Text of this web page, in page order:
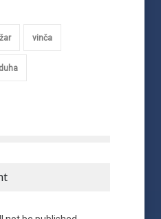
vinča